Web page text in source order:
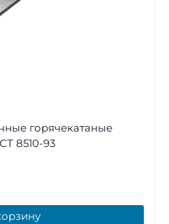
горячекатаные
8510-93